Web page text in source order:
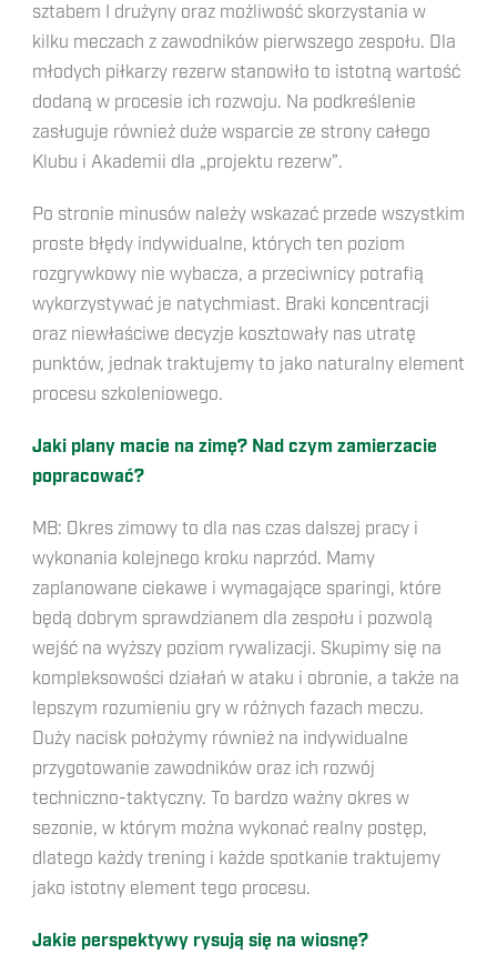
sztabem I drużyny oraz możliwość skorzystania w
kilku meczach z zawodników pierwszego zespołu. Dla
młodych piłkarzy rezerw stanowiło to istotną wartość
dodaną w procesie ich rozwoju. Na podkreślenie
zasługuje również duże wsparcie ze strony całego
Klubu i Akademii dla „projektu rezerw”.
Po stronie minusów należy wskazać przede wszystkim
proste błędy indywidualne, których ten poziom
rozgrywkowy nie wybacza, a przeciwnicy potrafią
wykorzystywać je natychmiast. Braki koncentracji
oraz niewłaściwe decyzje kosztowały nas utratę
punktów, jednak traktujemy to jako naturalny element
procesu szkoleniowego.
Jaki plany macie na zimę? Nad czym zamierzacie
popracować?
MB: Okres zimowy to dla nas czas dalszej pracy i
wykonania kolejnego kroku naprzód. Mamy
zaplanowane ciekawe i wymagające sparingi, które
będą dobrym sprawdzianem dla zespołu i pozwolą
wejść na wyższy poziom rywalizacji. Skupimy się na
kompleksowości działań w ataku i obronie, a także na
lepszym rozumieniu gry w różnych fazach meczu.
Duży nacisk położymy również na indywidualne
przygotowanie zawodników oraz ich rozwój
techniczno-taktyczny. To bardzo ważny okres w
sezonie, w którym można wykonać realny postęp,
dlatego każdy trening i każde spotkanie traktujemy
jako istotny element tego procesu.
Jakie perspektywy rysują się na wiosnę?